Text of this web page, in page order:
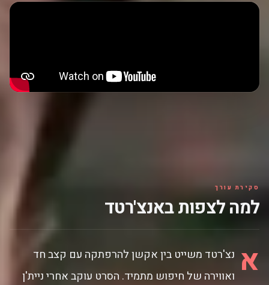
סקירת עורך
למה לצפות באנצ'רטד
א נצ'רטד משייט בין אקשן להרפתקה עם קצב חד
ואווירה של חיפוש מתמיד. הסרט עוקב אחרי ניית'ן